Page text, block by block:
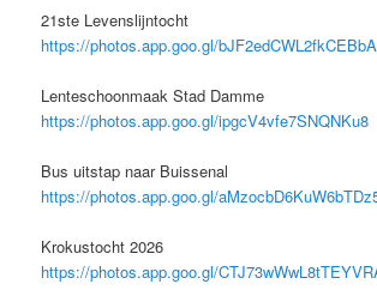
21ste Levenslijntocht
https://photos.app.goo.gl/bJF2edCWL2fkCEBbA
Lenteschoonmaak Stad Damme
https://photos.app.goo.gl/ipgcV4vfe7SNQNKu8
Bus uitstap naar Buissenal
https://photos.app.goo.gl/
Krokustocht 2026
https://photos.app.goo.gl/